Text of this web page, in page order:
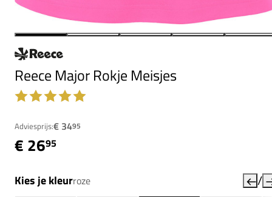
Reece Major Rokje Meisjes
Adviesprijs:€ 3495
€ 2695
Kies je kleurroze /